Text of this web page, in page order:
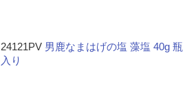
24121PV 男鹿なまはげの塩 藻塩 40g 瓶
入り